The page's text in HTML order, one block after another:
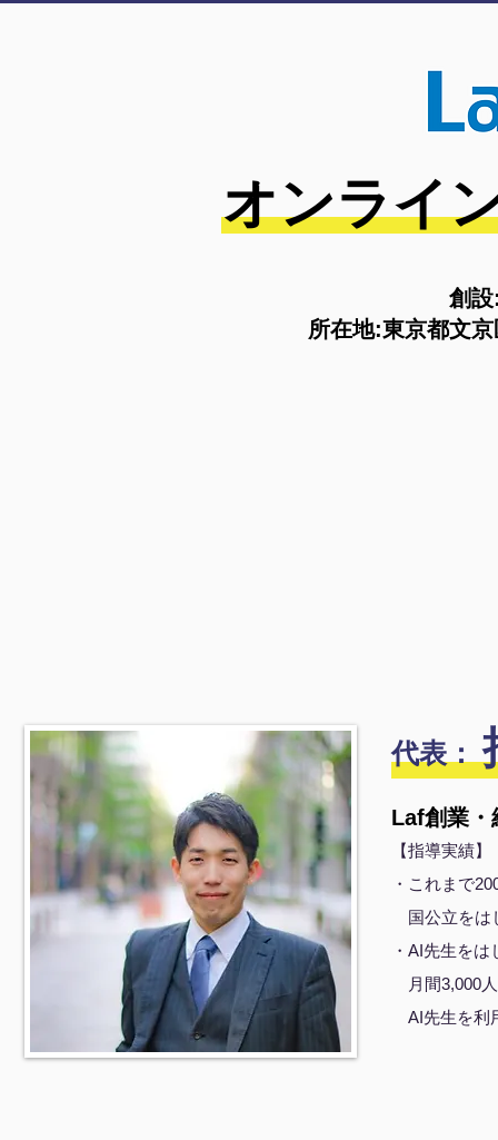
オンライ
創
所在地:東京都文
代表：
Laf創業・
【指導実績】
・これまで
国公立をは
・AI先生を
月間3,000
AI先生を利